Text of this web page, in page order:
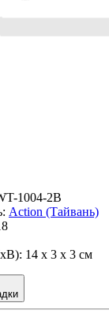
1004-2B
Action (Тайвань)
14 x 3 x 3 см